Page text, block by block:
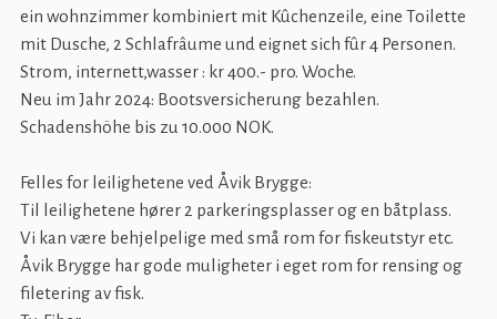
ein wohnzimmer kombiniert mit Kûchenzeile, eine Toilette
mit Dusche, 2 Schlafrâume und eignet sich fûr 4 Personen.
Strom, internett,wasser : kr 400.- pro. Woche.
Neu im Jahr 2024: Bootsversicherung bezahlen.
Schadenshöhe bis zu 10.000 NOK.
Felles for leilighetene ved Åvik Brygge:
Til leilighetene hører 2 parkeringsplasser og en båtplass.
Vi kan være behjelpelige med små rom for fiskeutstyr etc.
Åvik Brygge har gode muligheter i eget rom for rensing og
filetering av fisk.